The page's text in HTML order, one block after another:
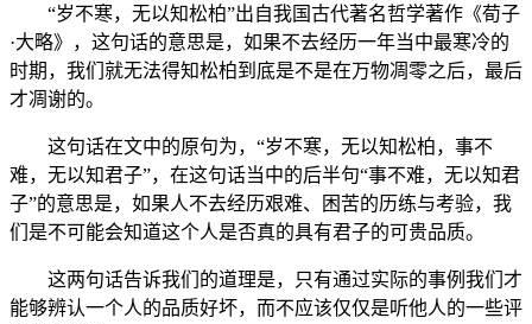
“岁不寒，无以知松柏”出自我国古代著名哲学著作《荀子
·大略》，这句话的意思是，如果不去经历一年当中最寒冷的
时期，我们就无法得知松柏到底是不是在万物凋零之后，最后
才凋谢的。
这句话在文中的原句为，“岁不寒，无以知松柏，事不
难，无以知君子”，在这句话当中的后半句“事不难，无以知君
子”的意思是，如果人不去经历艰难、困苦的历练与考验，我
们是不可能会知道这个人是否真的具有君子的可贵品质。
这两句话告诉我们的道理是，只有通过实际的事例我们才
能够辨认一个人的品质好坏，而不应该仅仅是听他人的一些评